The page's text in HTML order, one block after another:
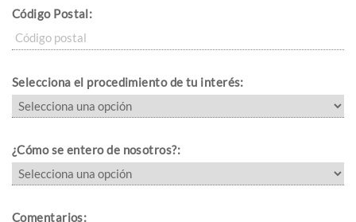
Código Postal:
Selecciona el procedimiento de tu interés:
¿Cómo se entero de nosotros?:
Comentarios: